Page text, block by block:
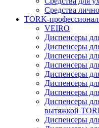
Средства
TORK-
VEIRO
Диспенсеры
Диспенсеры
Диспенсеры
Диспенсеры
Диспенсеры
Диспенсеры
Диспенсеры
Диспенсеры
вытяжкой
Диспенсеры